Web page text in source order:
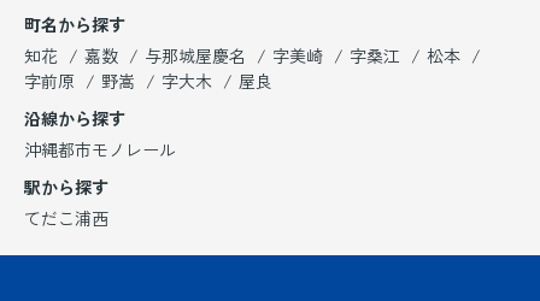
町名から探す
知花
嘉数 与那城屋慶名 字美崎 字桑江
松本
字前原
野嵩 字大木
屋良
沿線から探す
沖縄都市モノレール
駅から探す
てだこ浦西